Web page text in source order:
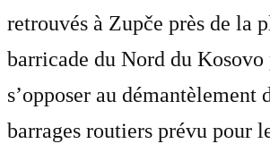
retrouvés à Zupče près de la
barricade du Nord du Kosovo
s’opposer au démantèlement
barrages routiers prévu pour